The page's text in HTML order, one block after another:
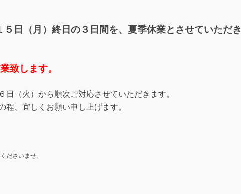
日（月）終日の３日間を、夏季休業とさせていただき
致します。
（火）から順次ご対応させていただきます。
、宜しくお願い申し上げます。
ださいませ。